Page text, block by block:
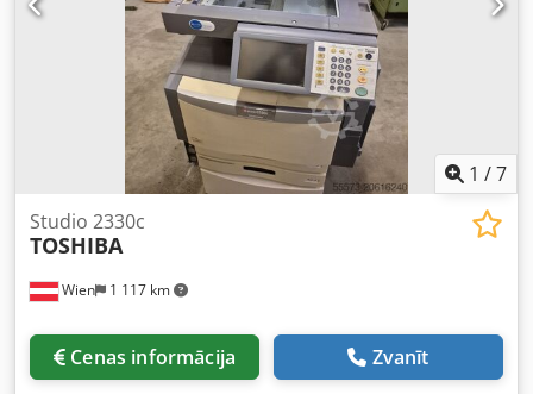
1 /7
Wien 1 117 km
Studio 2330c
TOSHIBA
Cenas informācija Zvanīt